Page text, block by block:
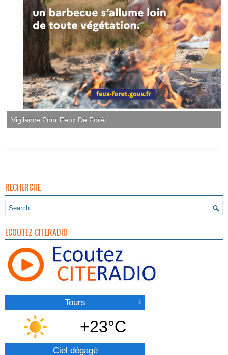
Vigilance Pour Feux De Forêt
RECHERCHE
ECOUTEZ CITERADIO
Tours
+23°C
Ciel dégagé